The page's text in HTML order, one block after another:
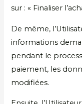
sur : « Finaliser
De même,
informations
pendant le
paiement, les
modifiées.